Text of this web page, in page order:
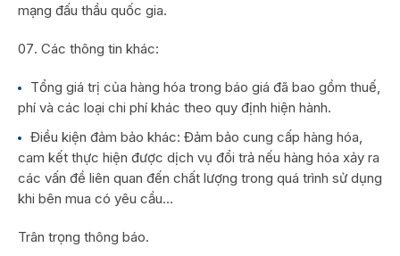
mạng đấu thầu quốc gia.
Các thông tin khác:
Tổng giá trị của hàng hóa trong báo giá đã bao gồm thuế,
phí và các loại chi phí khác theo quy định hiện hành.
Điều kiện đảm bảo khác: Đảm bảo cung cấp hàng hóa,
cam kết thực hiện được dịch vụ đổi trả nếu hàng hóa xảy ra
các vấn đề liên quan đến chất lượng trong quá trình sử dụng
khi bên mua có yêu cầu…
Trân trọng thông báo.